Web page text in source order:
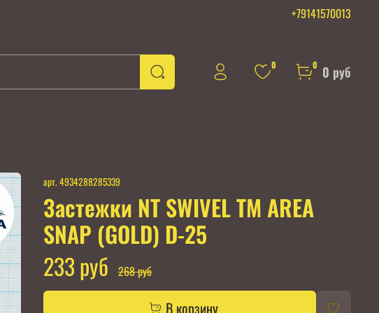
+79141570013
0 0 0 руб
арт. 4934288285339
Застежки NT SWIVEL TM AREA
SNAP (GOLD) D-25
233 руб
268 руб
В корзину